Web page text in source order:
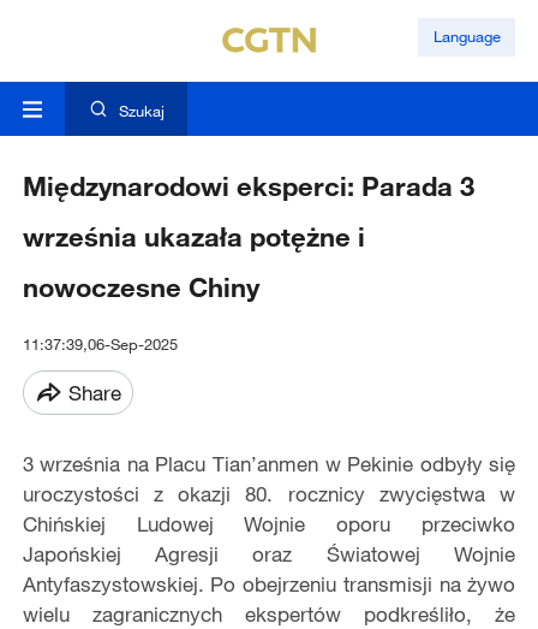
Language
Szukaj
Międzynarodowi eksperci: Parada 3
września ukazała potężne i
nowoczesne Chiny
11:37:39,06-Sep-2025
Share
3 września na Placu Tian’anmen w Pekinie odbyły się
uroczystości z okazji 80. rocznicy zwycięstwa w
Chińskiej Ludowej Wojnie oporu przeciwko
Japońskiej Agresji oraz Światowej Wojnie
Antyfaszystowskiej. Po obejrzeniu transmisji na żywo
wielu zagranicznych ekspertów podkreśliło, że